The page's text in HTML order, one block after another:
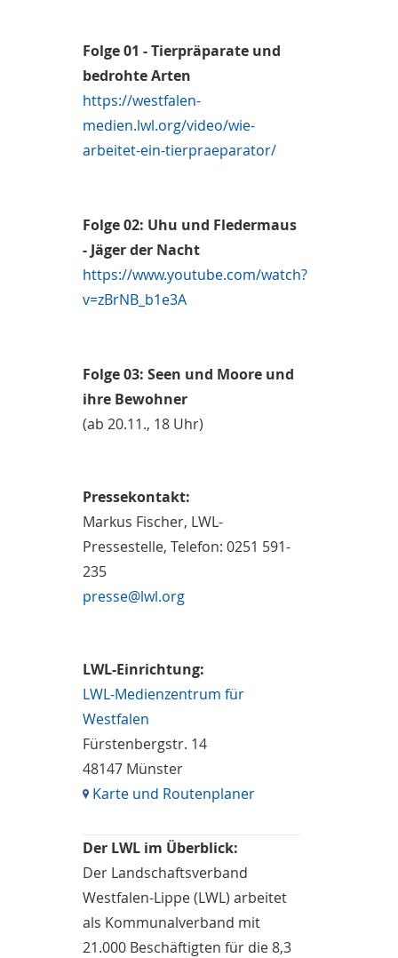
Folge 01 - Tierpräparate und
bedrohte Arten
https://westfalen-
medien.lwl.org/video/wie-
arbeitet-ein-tierpraeparator/
Folge 02: Uhu und Fledermaus
- Jäger der Nacht
https://www.youtube.com/watch?
v=zBrNB_b1e3A
Folge 03: Seen und Moore und
ihre Bewohner
(ab 20.11., 18 Uhr)
Pressekontakt:
Markus Fischer, LWL-
Pressestelle, Telefon: 0251 591-
235
presse@lwl.org
LWL-Einrichtung:
LWL-Medienzentrum für
Westfalen
Fürstenbergstr. 14
48147 Münster
Karte und Routenplaner
Der LWL im Überblick:
Der Landschaftsverband
Westfalen-Lippe (LWL) arbeitet
als Kommunalverband mit
21.000 Beschäftigten für die 8,3